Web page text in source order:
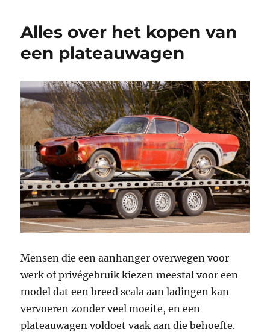
Alles over het kopen van
een plateauwagen
Mensen die een aanhanger overwegen voor
werk of privégebruik kiezen meestal voor een
model dat een breed scala aan ladingen kan
vervoeren zonder veel moeite, en een
plateauwagen voldoet vaak aan die behoefte.